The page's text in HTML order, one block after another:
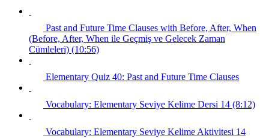
Past and Future Time Clauses with Before, After, When
(Before, After, When ile Geçmiş ve Gelecek Zaman
Cümleleri) (10:56)
Elementary Quiz 40: Past and Future Time Clauses
Vocabulary: Elementary Seviye Kelime Dersi 14 (8:12)
Vocabulary: Elementary Seviye Kelime Aktivitesi 14